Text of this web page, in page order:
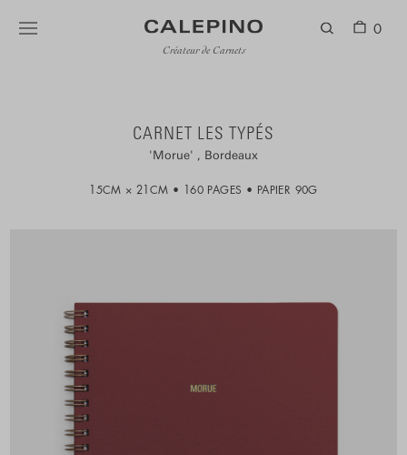
Créateur de Carnets
0
CARNET LES TYPÉS
Morue Bordeaux
15CM × 21CM 160 PAGES PAPIER 90G